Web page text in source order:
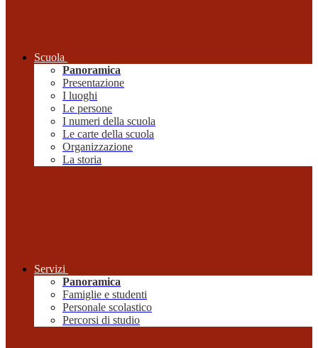
Scuola
Panoramica
Presentazione
I luoghi
Le persone
I numeri della scuola
Le carte della scuola
Organizzazione
La storia
Servizi
Panoramica
Famiglie e studenti
Personale scolastico
Percorsi di studio